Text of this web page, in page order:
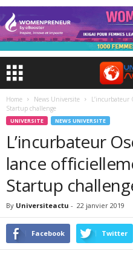
Home News Universite
L’incurbateur
Startup challenge
UNIVERSITE NEWS UNIVERSITE
L’incurbateur
lance
Startup
By Universiteactu - 22 janvier 2019
Facebook Twitter